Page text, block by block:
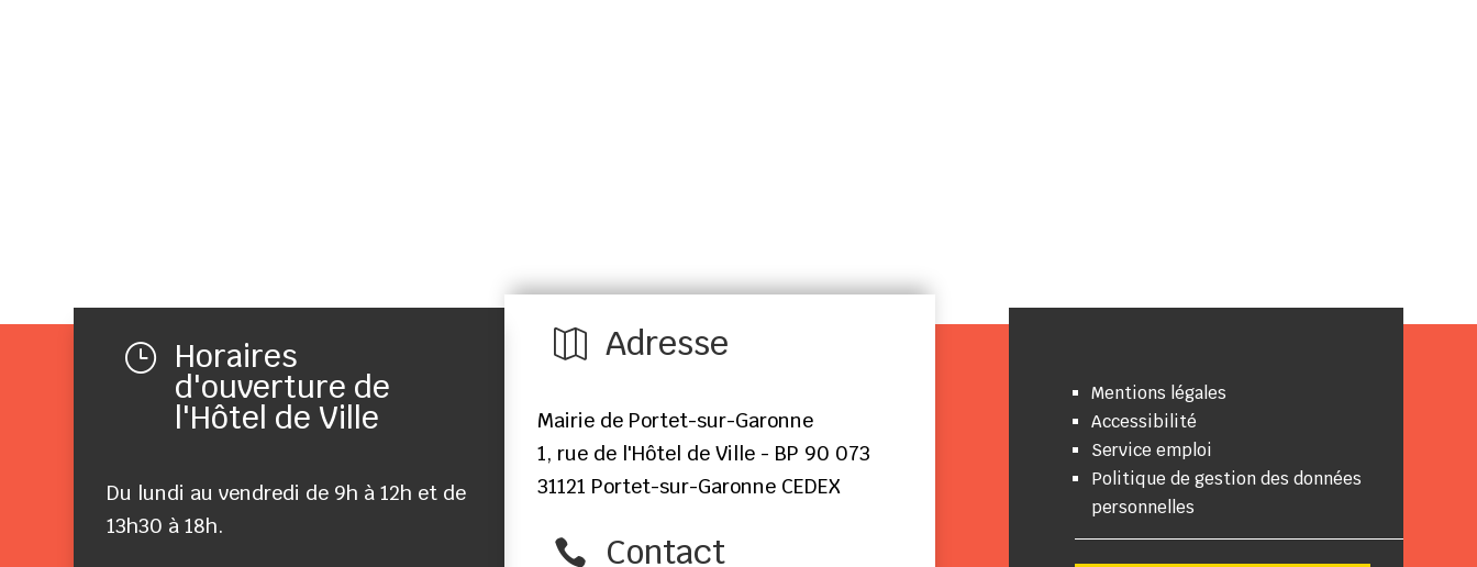
} Horaires
d'ouverture de
l'Hôtel de Ville
Du lundi au vendredi de 9h à 12h et de
13h30 à 18h.
 Adresse
Mairie de Portet-sur-Garonne
1, rue de l'Hôtel de Ville - BP 90 073
31121 Portet-sur-Garonne CEDEX
 Contact
Mentions légales
Accessibilité
Service emploi
Politique de gestion des données
personnelles